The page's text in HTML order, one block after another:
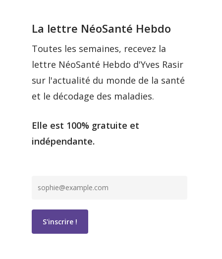
La lettre NéoSanté Hebdo
Toutes les semaines, recevez la
lettre NéoSanté Hebdo d'Yves Rasir
sur l'actualité du monde de la santé
et le décodage des maladies.
Elle est 100% gratuite et
indépendante.